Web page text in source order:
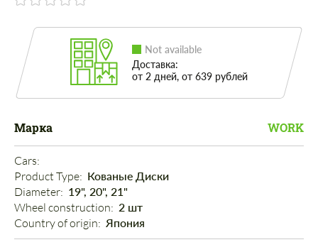
Not available
Доставка:
от 2 дней, от 639 рублей
Марка WORK
Cars:
Product Type: Кованые Диски
Diameter: 19", 20", 21"
Wheel construction: 2 шт
Country of origin: Япония